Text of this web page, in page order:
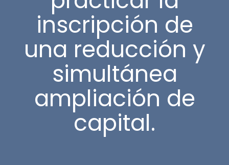
inscripción de
una reducción y
simultánea
ampliación de
capital.